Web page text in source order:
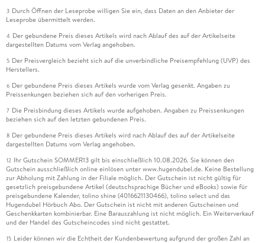
3 Durch Öffnen der Leseprobe willigen Sie ein, dass Daten an den Anbieter der
Leseprobe übermittelt werden.
4 Der gebundene Preis dieses Artikels wird nach Ablauf des auf der Artikelseite
dargestellten Datums vom Verlag angehoben.
5 Der Preisvergleich bezieht sich auf die unverbindliche Preisempfehlung (UVP) des
Herstellers.
6 Der gebundene Preis dieses Artikels wurde vom Verlag gesenkt. Angaben zu
Preissenkungen beziehen sich auf den vorherigen Preis.
7 Die Preisbindung dieses Artikels wurde aufgehoben. Angaben zu Preissenkungen
beziehen sich auf den letzten gebundenen Preis.
8 Der gebundene Preis dieses Artikels wird nach Ablauf des auf der Artikelseite
dargestellten Datums vom Verlag angehoben.
12 Ihr Gutschein SOMMER13 gilt bis einschließlich 10.08.2026. Sie können den
Gutschein ausschließlich online einlösen unter www.hugendubel.de. Keine Bestellung
zur Abholung mit Zahlung in der Filiale möglich. Der Gutschein ist nicht gültig für
gesetzlich preisgebundene Artikel (deutschsprachige Bücher und eBooks) sowie für
preisgebundene Kalender, tolino shine (4016621130466), tolino select und das
Hugendubel Hörbuch Abo. Der Gutschein ist nicht mit anderen Gutscheinen und
Geschenkkarten kombinierbar. Eine Barauszahlung ist nicht möglich. Ein Weiterverkauf
und der Handel des Gutscheincodes sind nicht gestattet.
15 Leider können wir die Echtheit der Kundenbewertung aufgrund der großen Zahl an